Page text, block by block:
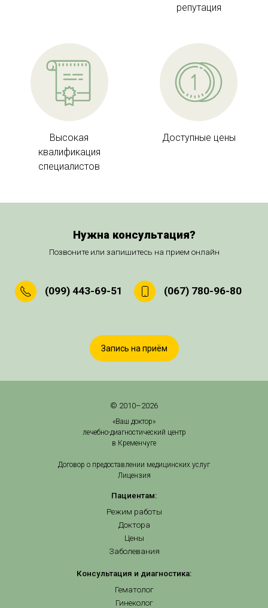
репутация
Высокая
квалификация
специалистов
Доступные цены
Нужна консультация?
Позвоните или запишитесь на прием онлайн
(099) 443-69-51 (067) 780-96-80
Запись на приём
© 2010–2026
«Ваш доктор»
лечебно-диагностический центр
в Кременчуге
Договор о предоставлении медицинских услуг
Лицензия
Пациентам:
Режим работы
Доктора
Цены
Заболевания
Консультация и диагностика:
Гематолог
Гинеколог